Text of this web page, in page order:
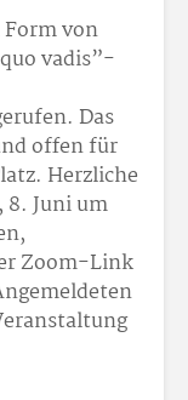
von
vadis”-
Das
offen für
Herzliche
8. Juni um
Zoom-Link